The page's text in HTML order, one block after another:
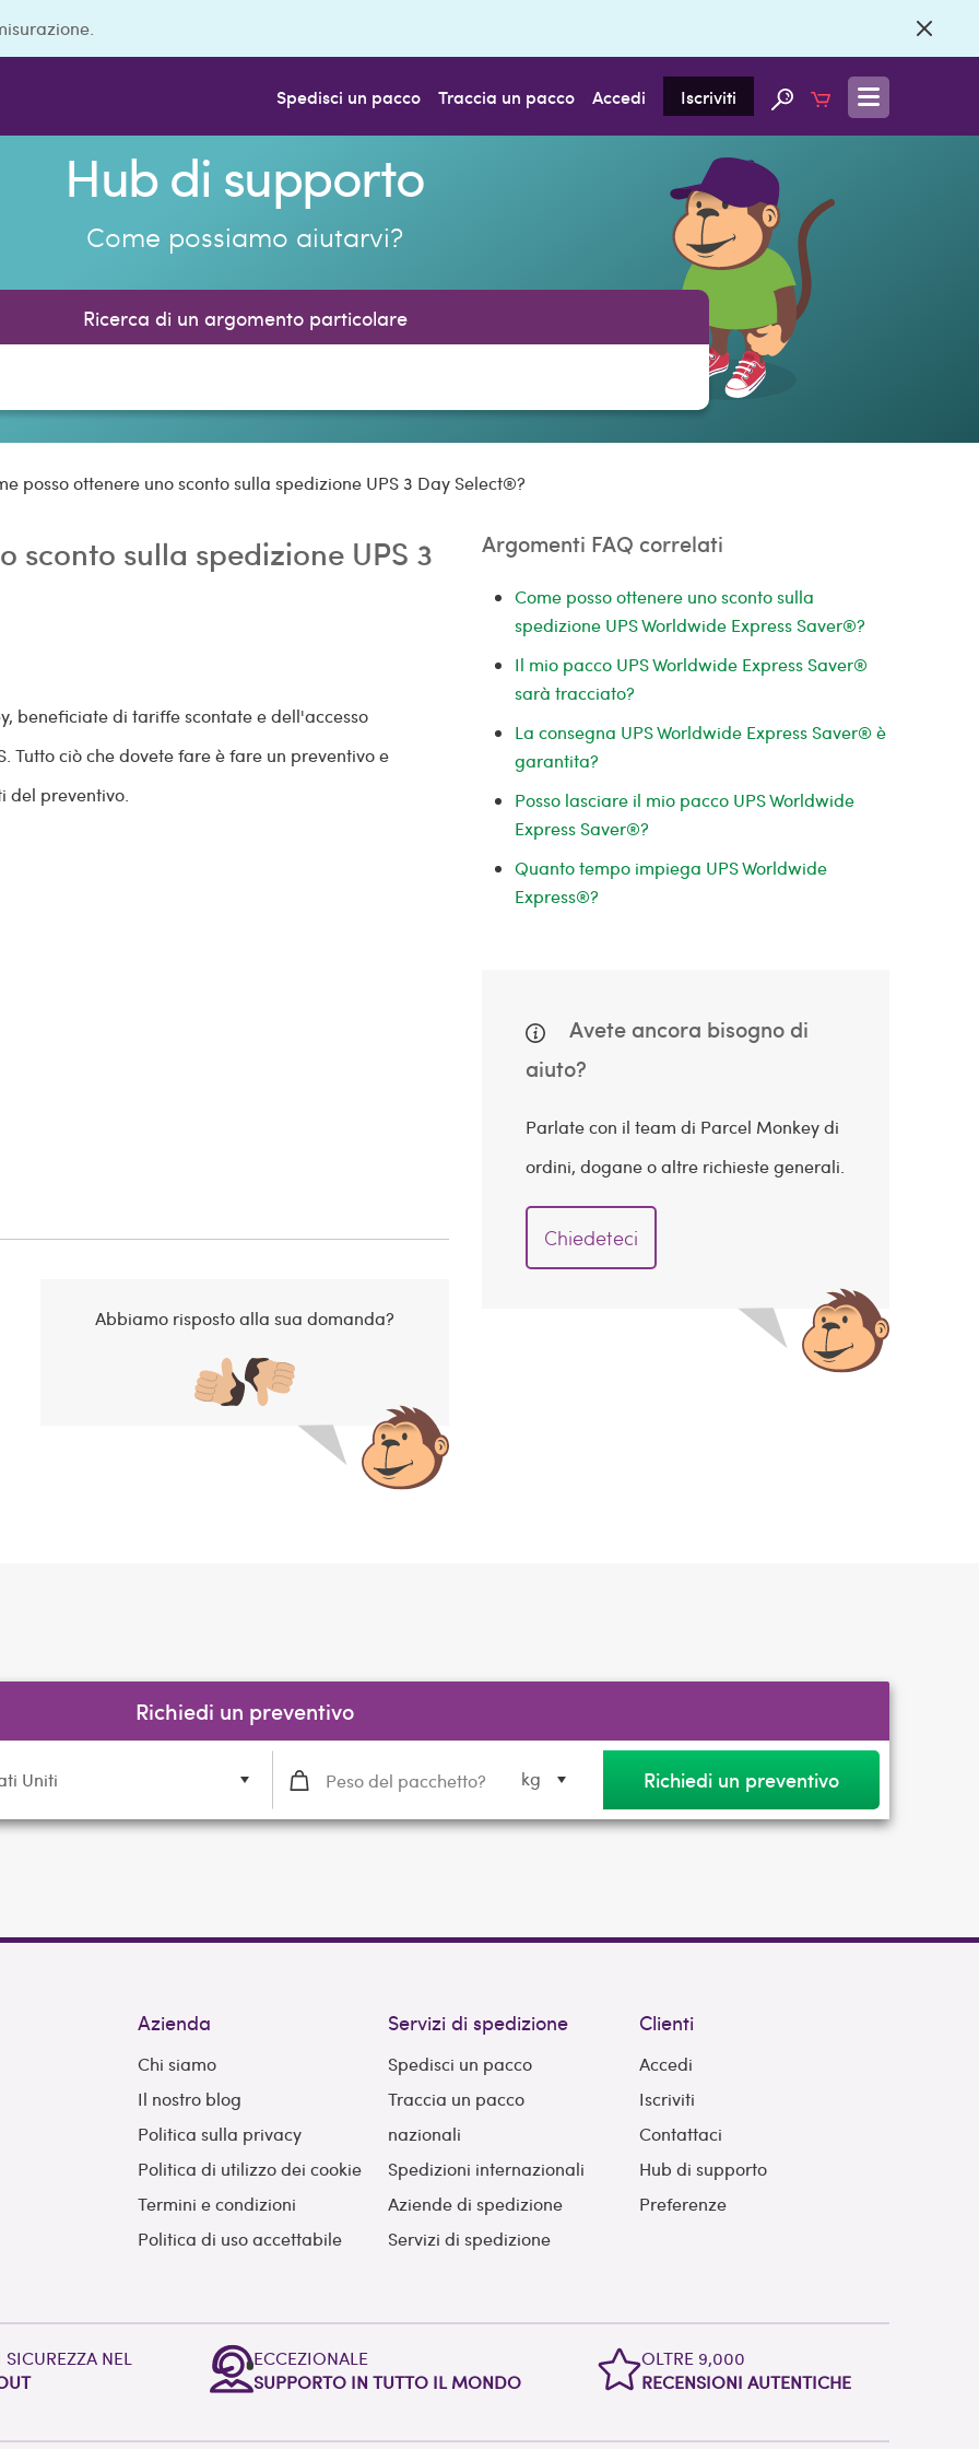
Spedisci un pacco Traccia un pacco Accedi Iscriviti
Hub di supporto
Come possiamo aiutarvi?
Ricerca di un argomento particolare
posso ottenere uno sconto sulla spedizione UPS 3 Day Select®?
sconto sulla spedizione UPS 3
beneficiate di tariffe scontate e dell'accesso
Tutto ciò che dovete fare è fare un preventivo e
del preventivo.
Abbiamo risposto alla sua domanda?
Argomenti FAQ correlati
Come posso ottenere uno sconto sulla
spedizione UPS Worldwide Express Saver®?
Il mio pacco UPS Worldwide Express Saver®
sarà tracciato?
La consegna UPS Worldwide Express Saver® è
garantita?
Posso lasciare il mio pacco UPS Worldwide
Express Saver®?
Quanto tempo impiega UPS Worldwide
Express®?
Avete ancora bisogno di
aiuto?
Parlate con il team di Parcel Monkey di
ordini, dogane o altre richieste generali.
Chiedeteci
Richiedi un preventivo
Uniti kg Richiedi un preventivo
Azienda
Chi siamo
Il nostro blog
Politica sulla privacy
Politica di utilizzo dei cookie
Termini e condizioni
Politica di uso accettabile
Servizi di spedizione
Spedisci un pacco
Traccia un pacco
nazionali
Spedizioni internazionali
Aziende di spedizione
Servizi di spedizione
Clienti
Accedi
Iscriviti
Contattaci
Hub di supporto
Preferenze
SICUREZZA NEL
ECCEZIONALE
SUPPORTO IN TUTTO IL MONDO
OLTRE 9,000
RECENSIONI AUTENTICHE